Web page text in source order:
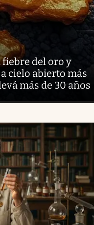
fiebre del oro y
cielo abierto más
más de 30 años